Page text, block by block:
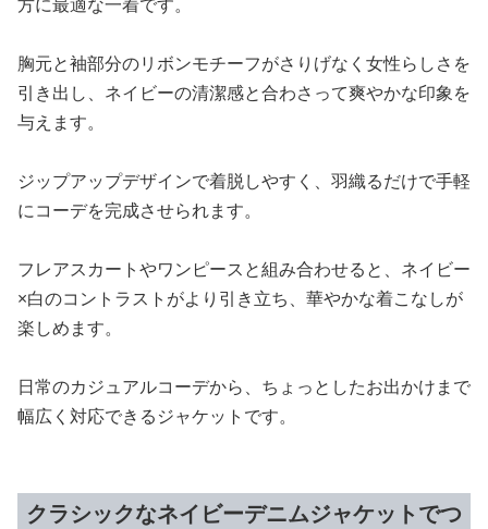
胸元と袖部分のリボンモチーフがさりげなく女性らしさを
引き出し、ネイビーの清潔感と合わさって爽やかな印象を
与えます。
ジップアップデザインで着脱しやすく、羽織るだけで手軽
にコーデを完成させられます。
フレアスカートやワンピースと組み合わせると、ネイビー
×白のコントラストがより引き立ち、華やかな着こなしが
楽しめます。
日常のカジュアルコーデから、ちょっとしたお出かけまで
幅広く対応できるジャケットです。
クラシックなネイビーデニムジャケットでつ